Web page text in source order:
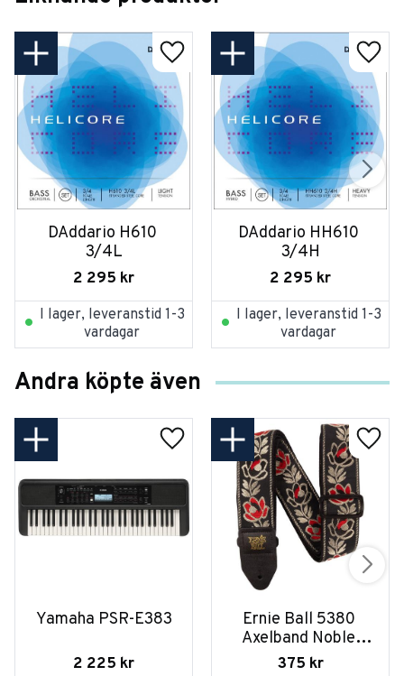
DAddario H610
3/4L
2 295 kr
I lager, leveranstid 1-3
vardagar
DAddario HH610
3/4H
2 295 kr
I lager, leveranstid 1-3
vardagar
Andra köpte även
Yamaha PSR-E383
2 225 kr
Ernie Ball 5380
Axelband Noble
Rose
375 kr